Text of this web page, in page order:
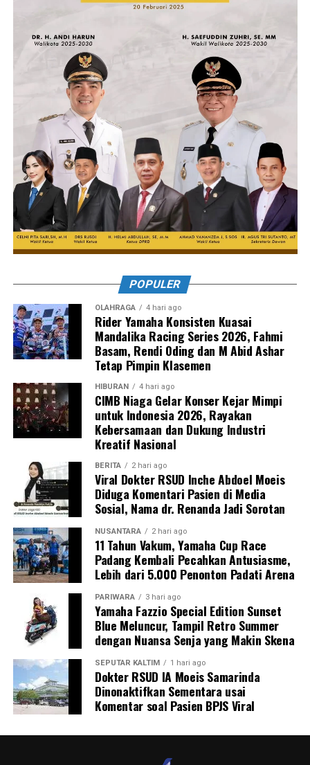
POPULER
OLAHRAGA 4 hari ago
Rider Yamaha Konsisten Kuasai
Mandalika Racing Series 2026, Fahmi
Basam, Rendi Oding dan M Abid Ashar
Tetap Pimpin Klasemen
HIBURAN 4 hari ago
CIMB Niaga Gelar Konser Kejar Mimpi
untuk Indonesia 2026, Rayakan
Kebersamaan dan Dukung Industri
Kreatif Nasional
BERITA 2 hari ago
Viral Dokter RSUD Inche Abdoel Moeis
Diduga Komentari Pasien di Media
Sosial, Nama dr. Renanda Jadi Sorotan
NUSANTARA 2 hari ago
11 Tahun Vakum, Yamaha Cup Race
Padang Kembali Pecahkan Antusiasme,
Lebih dari 5.000 Penonton Padati Arena
PARIWARA 3 hari ago
Yamaha Fazzio Special Edition Sunset
Blue Meluncur, Tampil Retro Summer
dengan Nuansa Senja yang Makin Skena
SEPUTAR KALTIM 1 hari ago
Dokter RSUD IA Moeis Samarinda
Dinonaktifkan Sementara usai
Komentar soal Pasien BPJS Viral